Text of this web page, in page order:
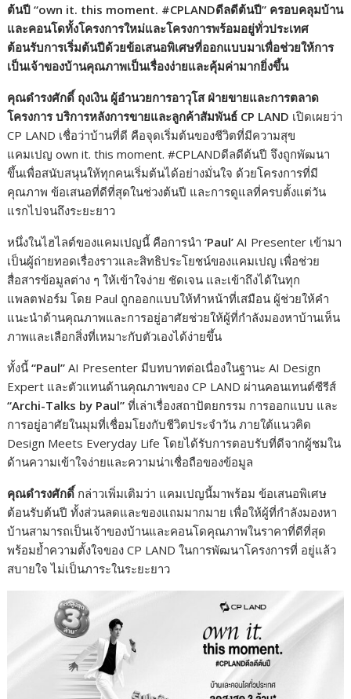
ต้นปี“own it. this moment. #CPLANDดีลดีต้นปี” ครอบคลุมบ้าน
และคอนโดทั้งโครงการใหม่และโครงการพร้อมอยู่ทั่วประเทศ
ต้อนรับการเริ่มต้นปีด้วยข้อเสนอพิเศษที่ออกแบบมาเพื่อช่วยให้การ
เป็นเจ้าของบ้านคุณภาพเป็นเรื่องง่ายและคุ้มค่ามากยิ่งขึ้น
คุณดำรงศักดิ์ ถุงเงิน ผู้อำนวยการอาวุโส ฝ่ายขายและการตลาด
โครงการ บริการหลังการขายและลูกค้าสัมพันธ์ CP LAND เปิดเผยว่า
CP LAND เชื่อว่าบ้านที่ดี คือจุดเริ่มต้นของชีวิตที่มีความสุข
แคมเปญ own it. this moment. #CPLANDดีลดีต้นปี จึงถูกพัฒนา
ขึ้นเพื่อสนับสนุนให้ทุกคนเริ่มต้นได้อย่างมั่นใจ ด้วยโครงการที่มี
คุณภาพ ข้อเสนอที่ดีที่สุดในช่วงต้นปี และการดูแลที่ครบตั้งแต่วัน
แรกไปจนถึงระยะยาว
หนึ่งในไฮไลต์ของแคมเปญนี้ คือการนำ‘Paul’ AI Presenter เข้ามา
เป็นผู้ถ่ายทอดเรื่องราวและสิทธิประโยชน์ของแคมเปญ เพื่อช่วย
สื่อสารข้อมูลต่าง ๆ ให้เข้าใจง่าย ชัดเจน และเข้าถึงได้ในทุก
แพลตฟอร์ม โดย Paul ถูกออกแบบให้ทำหน้าที่เสมือน ผู้ช่วยให้คำ
แนะนำด้านคุณภาพและการอยู่อาศัยช่วยให้ผู้ที่กำลังมองหาบ้านเห็น
ภาพและเลือกสิ่งที่เหมาะกับตัวเองได้ง่ายขึ้น
ทั้งนี้“Paul” AI Presenter มีบทบาทต่อเนื่องในฐานะ AI Design
Expert และตัวแทนด้านคุณภาพของ CP LAND ผ่านคอนเทนต์ซีรีส์
“Archi-Talks by Paul” ที่เล่าเรื่องสถาปัตยกรรม การออกแบบ และ
การอยู่อาศัยในมุมที่เชื่อมโยงกับชีวิตประจำวัน ภายใต้แนวคิด
Design Meets Everyday Life โดยได้รับการตอบรับที่ดีจากผู้ชมใน
ด้านความเข้าใจง่ายและความน่าเชื่อถือของข้อมูล
คุณดำรงศักดิ์ กล่าวเพิ่มเติมว่า แคมเปญนี้มาพร้อม ข้อเสนอพิเศษ
ต้อนรับต้นปี ทั้งส่วนลดและของแถมมากมาย เพื่อให้ผู้ที่กำลังมองหา
บ้านสามารถเป็นเจ้าของบ้านและคอนโดคุณภาพในราคาที่ดีที่สุด
พร้อมย้ำความตั้งใจของ CP LAND ในการพัฒนาโครงการที่ อยู่แล้ว
สบายใจ ไม่เป็นภาระในระยะยาว